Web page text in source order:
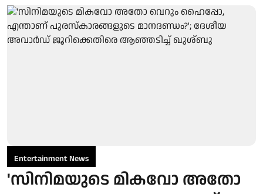
Entertainment News
'സിനിമയുടെ മികവോ അതോ